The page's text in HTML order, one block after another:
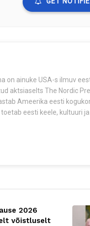
on ainuke USA-s ilmuv
aktsiaselts The Nordic
Ameerika eesti
eesti keele, kultuuri
2026
võistluselt